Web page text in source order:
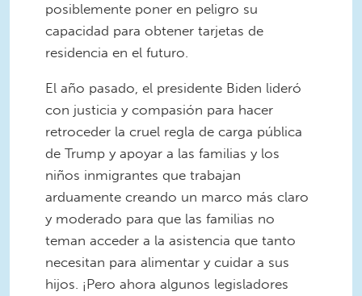
posiblemente poner en peligro su
capacidad para obtener tarjetas de
residencia en el futuro.
El año pasado, el presidente Biden lideró
con justicia y compasión para hacer
retroceder la cruel regla de carga pública
de Trump y apoyar a las familias y los
niños inmigrantes que trabajan
arduamente creando un marco más claro
y moderado para que las familias no
teman acceder a la asistencia que tanto
necesitan para alimentar y cuidar a sus
hijos. ¡Pero ahora algunos legisladores